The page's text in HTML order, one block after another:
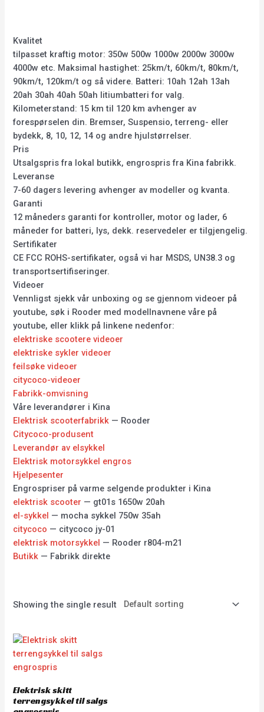
Kvalitet
tilpasset kraftig motor: 350w 500w 1000w 2000w 3000w
4000w etc. Maksimal hastighet: 25km/t, 60km/t, 80km/t,
90km/t, 120km/t og så videre. Batteri: 10ah 12ah 13ah
20ah 30ah 40ah 50ah litiumbatteri for valg.
Kilometerstand: 15 km til 120 km avhenger av
forespørselen din. Bremser, Suspensio, terreng- eller
bydekk, 8, 10, 12, 14 og andre hjulstørrelser.
Pris
Utsalgspris fra lokal butikk, engrospris fra Kina fabrikk.
Leveranse
7-60 dagers levering avhenger av modeller og kvanta.
Garanti
12 måneders garanti for kontroller, motor og lader, 6
måneder for batteri, lys, dekk. reservedeler er tilgjengelig.
Sertifikater
CE FCC ROHS-sertifikater, også vi har MSDS, UN38.3 og
transportsertifiseringer.
Videoer
Vennligst sjekk vår unboxing og se gjennom videoer på
youtube, søk i Rooder med modellnavnene våre på
youtube, eller klikk på linkene nedenfor:
elektriske scootere videoer
elektriske sykler videoer
feilsøke videoer
citycoco-videoer
Fabrikk-omvisning
Våre leverandører i Kina
Elektrisk scooterfabrikk — Rooder
Citycoco-produsent
Leverandør av elsykkel
Elektrisk motorsykkel engros
Hjelpesenter
Engrospriser på varme selgende produkter i Kina
elektrisk scooter — gt01s 1650w 20ah
el-sykkel — mocha sykkel 750w 35ah
citycoco — citycoco jy-01
elektrisk motorsykkel — Rooder r804-m21
Butikk — Fabrikk direkte
Showing the single result
Elektrisk skitt
terrengsykkel til salgs